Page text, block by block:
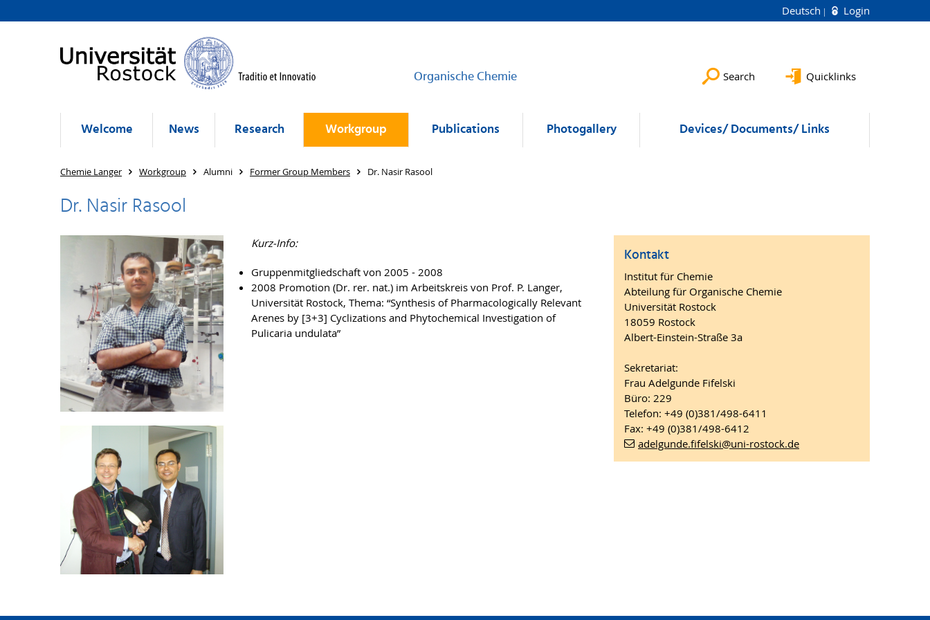
Deutsch Login
Organische Chemie Search Quicklinks
Welcome News Research Workgroup Publications Photogallery Devices/ Documents/ Links
Chemie Langer Workgroup Alumni Former Group Members Dr. Nasir Rasool
Dr. Nasir Rasool
Kurz-Info:
Gruppenmitgliedschaft von 2005 - 2008
2008 Promotion (Dr. rer. nat.) im Arbeitskreis von Prof. P. Langer,
Universität Rostock, Thema: “Synthesis of Pharmacologically Relevant
Arenes by [3+3] Cyclizations and Phytochemical Investigation of
Pulicaria undulata”
Kontakt
Institut für Chemie
Abteilung für Organische Chemie
Universität Rostock
18059 Rostock
Albert-Einstein-Straße 3a
Sekretariat:
Frau Adelgunde Fifelski
Büro: 229
Telefon: +49 (0)381/498-6411
Fax: +49 (0)381/498-6412
adelgunde.fifelski@uni-rostock.de